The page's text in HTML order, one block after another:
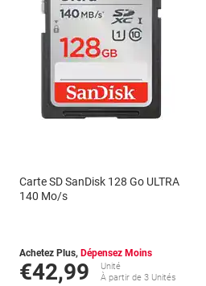
Carte SD SanDisk 128 Go ULTRA
140 Mo/s
Achetez Plus, Dépensez Moins
€42,99
Unité
À partir de 3 Unités